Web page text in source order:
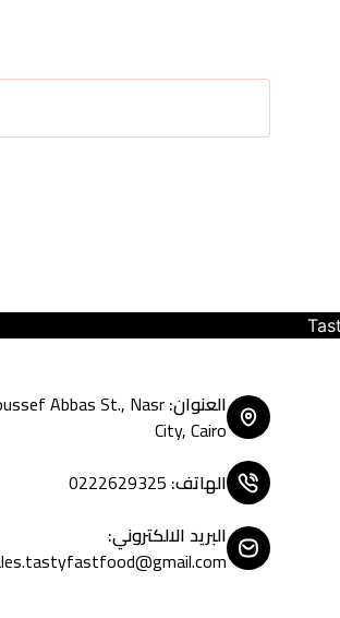
Tasty Fast Food ... create your
العنوان:
Abbas St., Nasr
City, Cairo
الهاتف:
0222629325
البريد الالكتروني: